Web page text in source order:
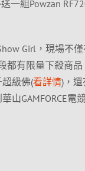
一組Powzan
Girl，現場不
都有限量下殺商品
級佛(看詳情)，還
山GAMFORCE電